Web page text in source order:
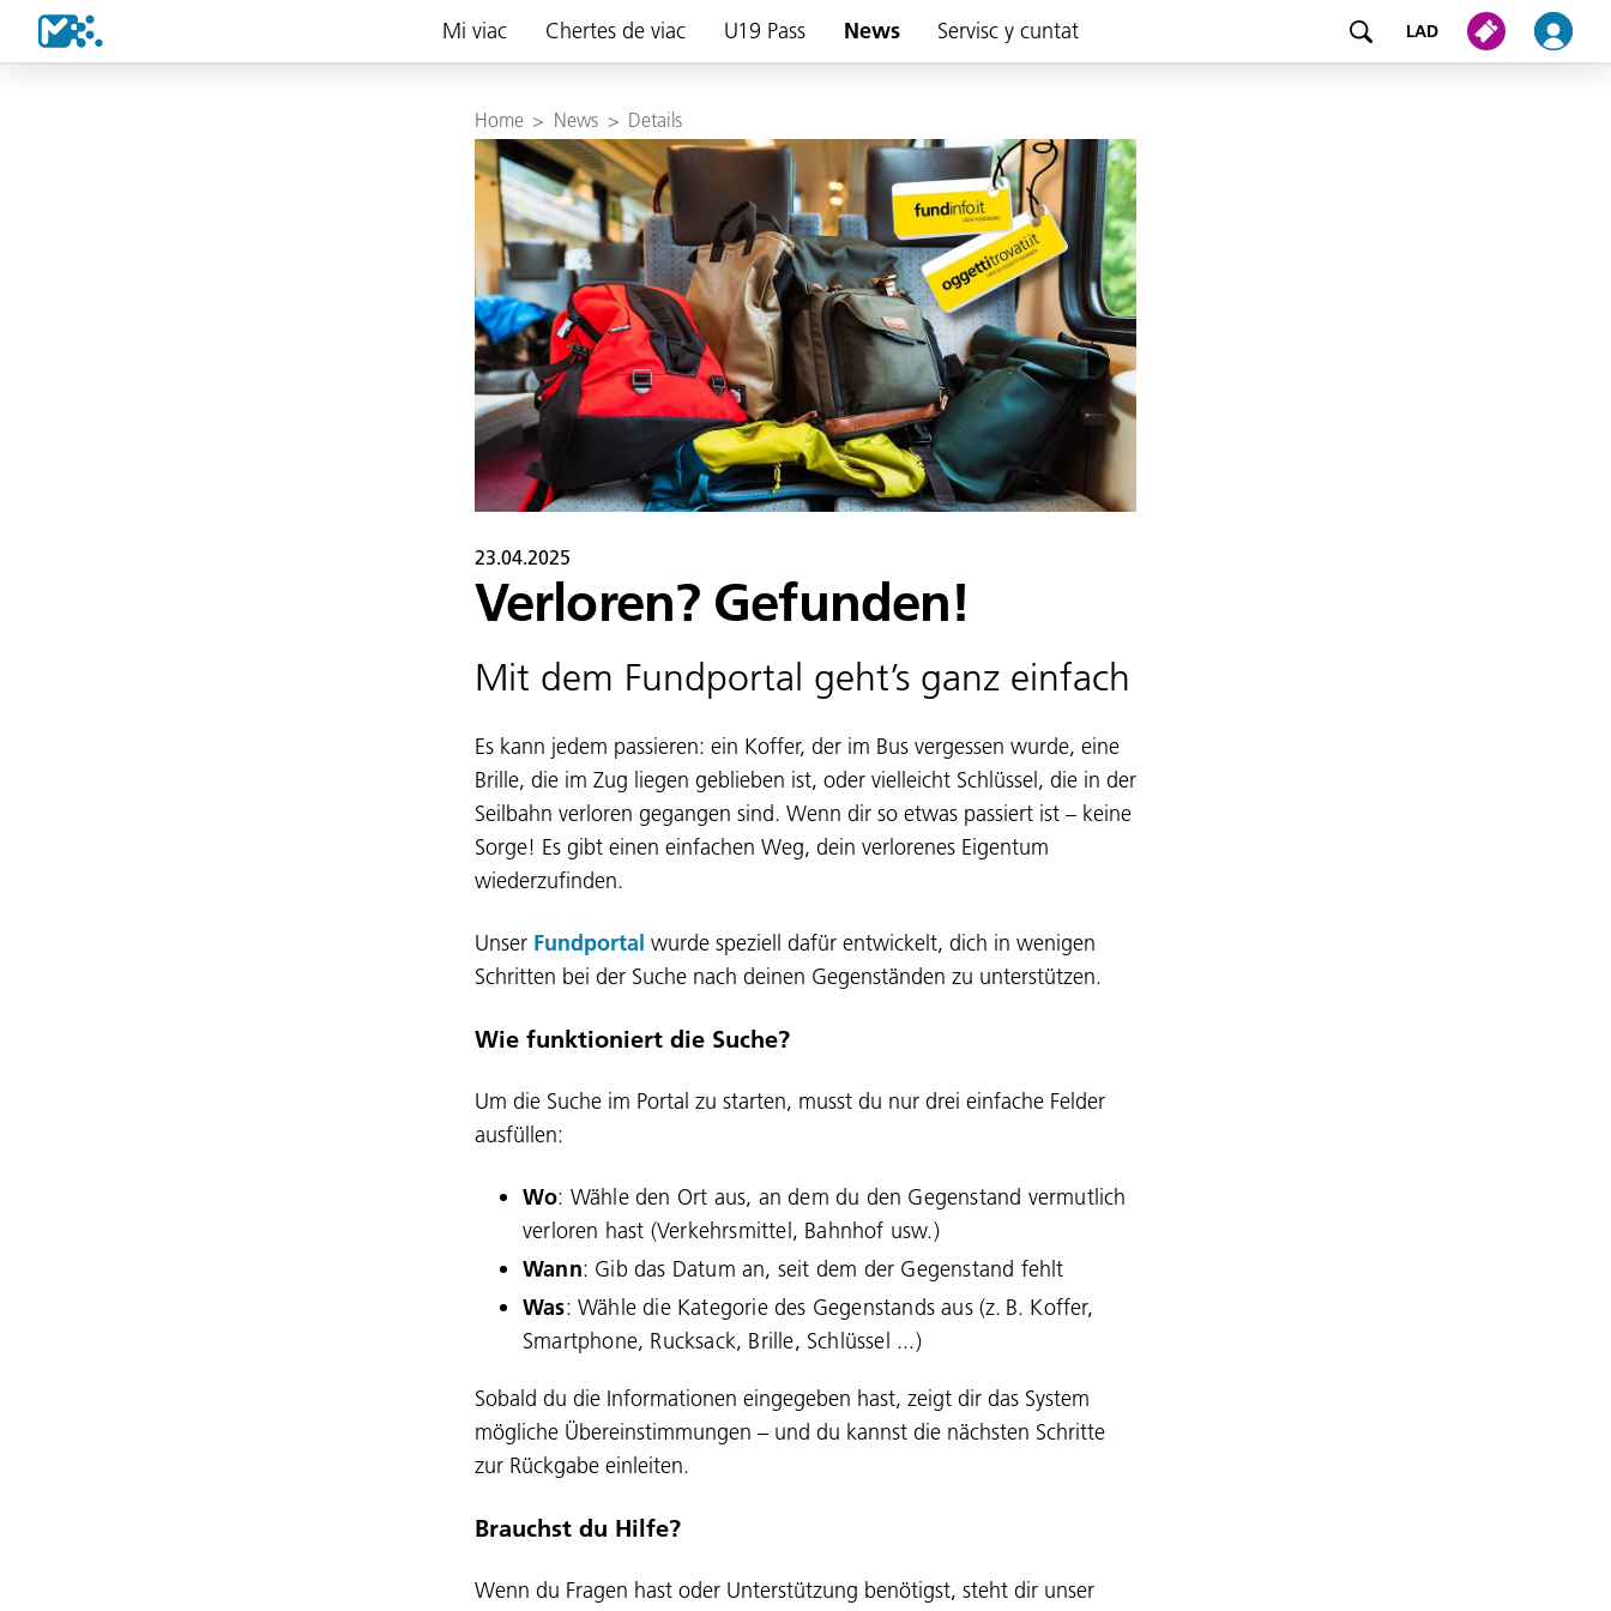
Mi viac Chertes de viac U19 Pass News Servisc y cuntat LAD
Home > News > Details
23.04.2025
Verloren? Gefunden!
Mit dem Fundportal geht’s ganz einfach
Es kann jedem passieren: ein Koffer, der im Bus vergessen wurde, eine
Brille, die im Zug liegen geblieben ist, oder vielleicht Schlüssel, die in der
Seilbahn verloren gegangen sind. Wenn dir so etwas passiert ist – keine
Sorge! Es gibt einen einfachen Weg, dein verlorenes Eigentum
wiederzufinden.
Unser Fundportal wurde speziell dafür entwickelt, dich in wenigen
Schritten bei der Suche nach deinen Gegenständen zu unterstützen.
Wie funktioniert die Suche?
Um die Suche im Portal zu starten, musst du nur drei einfache Felder
ausfüllen:
Wo: Wähle den Ort aus, an dem du den Gegenstand vermutlich
verloren hast (Verkehrsmittel, Bahnhof usw.)
Wann: Gib das Datum an, seit dem der Gegenstand fehlt
Was: Wähle die Kategorie des Gegenstands aus (z. B. Koffer,
Smartphone, Rucksack, Brille, Schlüssel ...)
Sobald du die Informationen eingegeben hast, zeigt dir das System
mögliche Übereinstimmungen – und du kannst die nächsten Schritte
zur Rückgabe einleiten.
Brauchst du Hilfe?
Wenn du Fragen hast oder Unterstützung benötigst, steht dir unser